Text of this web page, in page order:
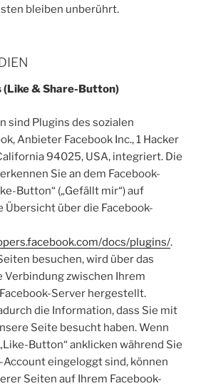
bleiben unberührt.
(Like & Share-Button)
sind Plugins des sozialen
Anbieter Facebook Inc., 1 Hacker
94025, USA, integriert. Die
Sie an dem Facebook-
Button“ („Gefällt mir“) auf
Übersicht über die Facebook-
docs/plugins/.
besuchen, wird über das
Verbindung zwischen Ihrem
Server hergestellt.
die Information, dass Sie mit
Seite besucht haben. Wenn
Button“ anklicken während Sie
Account eingeloggt sind, können
Seiten auf Ihrem Facebook-